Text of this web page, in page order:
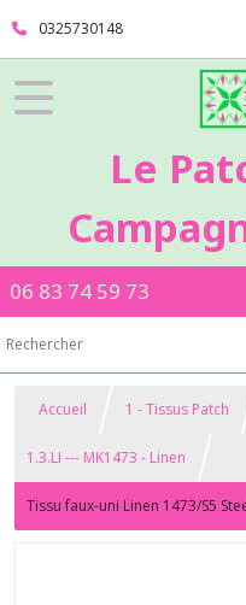
0325730148
Le
06 83 74 59 73
Accueil 1 - Tissus Patch
1.3.LI --- MK1473 - Linen
Tissu faux-uni Linen 1473/S5